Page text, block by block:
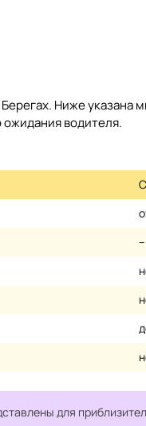
Ниже указана
ожидания водителя.
для